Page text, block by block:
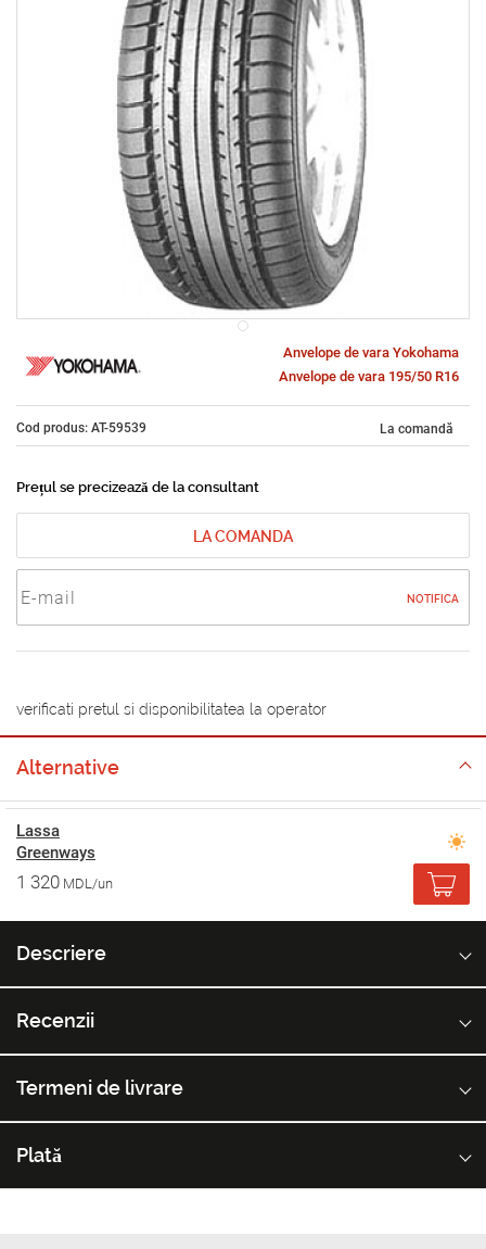
Anvelope de vara Yokohama
Anvelope de vara 195/50 R16
Cod produs: AT-59539 La comandă
Prețul se precizează de la consultant
LA COMANDA
NOTIFICA
verificati pretul si disponibilitatea la operator
Alternative
Lassa
Greenways
1 320 MDL/un
Descriere
Recenzii
Termeni de livrare
Plată